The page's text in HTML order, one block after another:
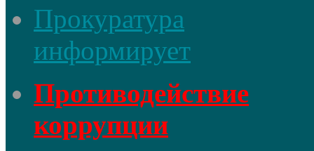
Прокуратура
информирует
Противодействие
коррупции